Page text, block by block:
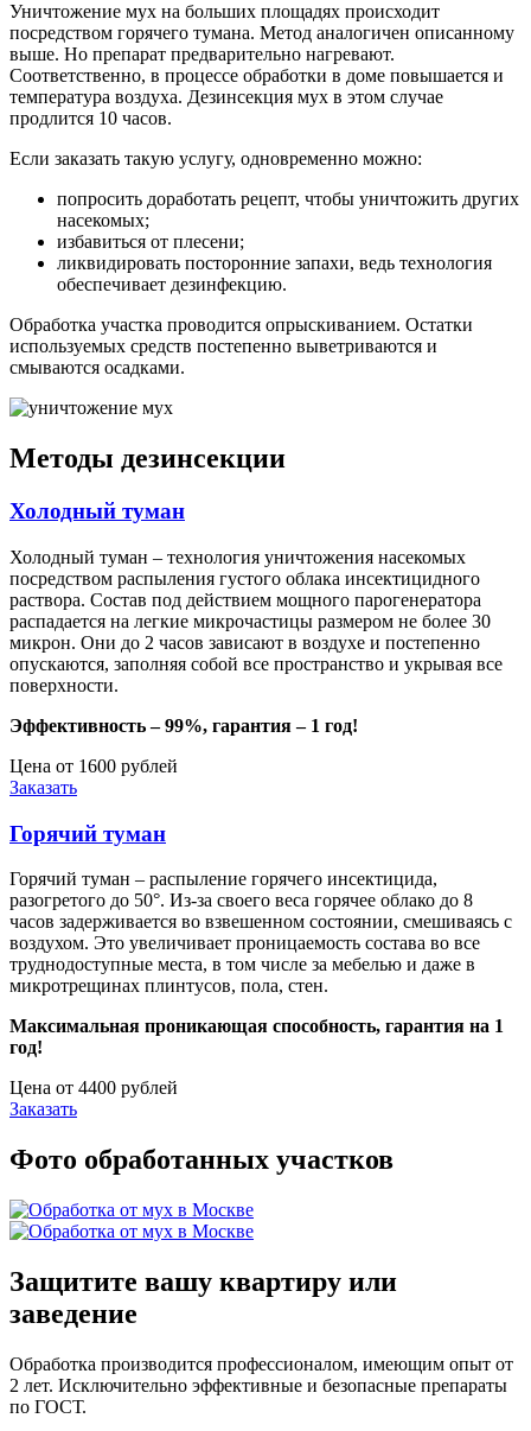
Уничтожение мух на больших площадях происходит
посредством горячего тумана. Метод аналогичен описанному
выше. Но препарат предварительно нагревают.
Соответственно, в процессе обработки в доме повышается и
температура воздуха. Дезинсекция мух в этом случае
продлится 10 часов.
Если заказать такую услугу, одновременно можно:
попросить доработать рецепт, чтобы уничтожить других
насекомых;
избавиться от плесени;
ликвидировать посторонние запахи, ведь технология
обеспечивает дезинфекцию.
Обработка участка проводится опрыскиванием. Остатки
используемых средств постепенно выветриваются и
смываются осадками.
Методы дезинсекции
Холодный туман
Холодный туман – технология уничтожения насекомых
посредством распыления густого облака инсектицидного
раствора. Состав под действием мощного парогенератора
распадается на легкие микрочастицы размером не более 30
микрон. Они до 2 часов зависают в воздухе и постепенно
опускаются, заполняя собой все пространство и укрывая все
поверхности.
Эффективность – 99%, гарантия – 1 год!
Цена от 1600 рублей
Заказать
Горячий туман
Горячий туман – распыление горячего инсектицида,
разогретого до 50°. Из-за своего веса горячее облако до 8
часов задерживается во взвешенном состоянии, смешиваясь с
воздухом. Это увеличивает проницаемость состава во все
труднодоступные места, в том числе за мебелью и даже в
микротрещинах плинтусов, пола, стен.
Максимальная проникающая способность, гарантия на 1
год!
Цена от 4400 рублей
Заказать
Фото обработанных участков
Защитите вашу квартиру или
заведение
Обработка производится профессионалом, имеющим опыт от
2 лет. Исключительно эффективные и безопасные препараты
по ГОСТ.